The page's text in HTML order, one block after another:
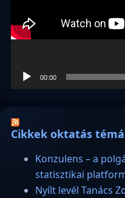
00:00
Cikkek oktatás
Konzulens – a
statisztikai
Nyílt levél Tanács